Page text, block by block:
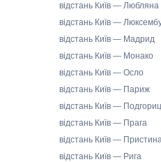
відстань Київ — Любляна
відстань Київ —
відстань Київ — Мадрид
відстань Київ — Монако
відстань Київ — Осло
відстань Київ — Париж
відстань Київ —
відстань Київ — Прага
відстань Київ —
відстань Київ — Рига